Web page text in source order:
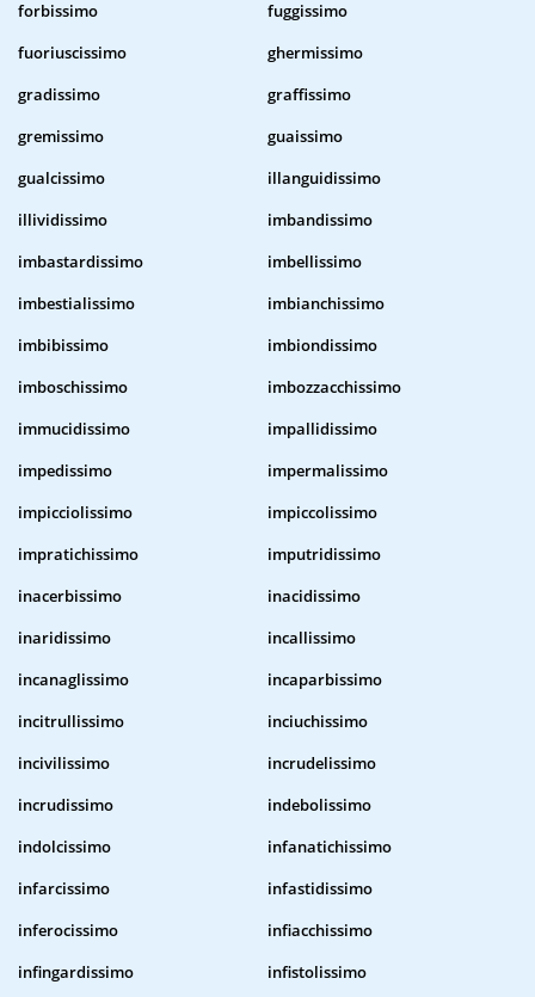
forbissimo
fuggissimo
fuoriuscissimo
ghermissimo
gradissimo
graffissimo
gremissimo
guaissimo
gualcissimo
illanguidissimo
illividissimo
imbandissimo
imbastardissimo
imbellissimo
imbestialissimo
imbianchissimo
imbibissimo
imbiondissimo
imboschissimo
imbozzacchissimo
immucidissimo
impallidissimo
impedissimo
impermalissimo
impicciolissimo
impiccolissimo
impratichissimo
imputridissimo
inacerbissimo
inacidissimo
inaridissimo
incallissimo
incanaglissimo
incaparbissimo
incitrullissimo
inciuchissimo
incivilissimo
incrudelissimo
incrudissimo
indebolissimo
indolcissimo
infanatichissimo
infarcissimo
infastidissimo
inferocissimo
infiacchissimo
infingardissimo
infistolissimo